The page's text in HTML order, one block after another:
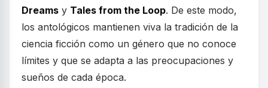
Dreams y Tales from the Loop. De este modo,
los antológicos mantienen viva la tradición de la
ciencia ficción como un género que no conoce
límites y que se adapta a las preocupaciones y
sueños de cada época.